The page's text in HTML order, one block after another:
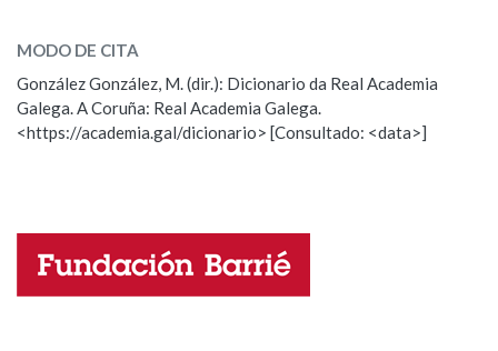
OUTRAS OPCIÓNS DE BUSCA
Marcas gramaticais
ESCOLLE UNHA OPCIÓN:
Observación Hai un erro na palabra
Propoño mellorar a definición
Nome
MODO DE CITA
González González, M. (dir.): Dicionario da Real Academia
Galega. A Coruña: Real Academia Galega.
<https://academia.gal/dicionario> [Consultado: <data>]